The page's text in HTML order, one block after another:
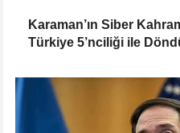
Karaman’ın Siber
Türkiye 5’nciliği ile